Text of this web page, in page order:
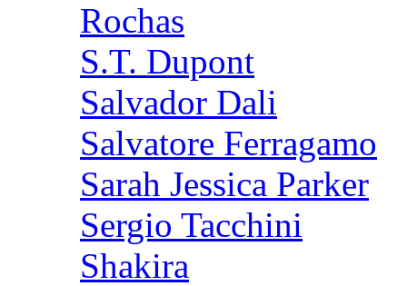
Rochas
S.T. Dupont
Salvador Dali
Salvatore Ferragamo
Sarah Jessica Parker
Sergio Tacchini
Shakira